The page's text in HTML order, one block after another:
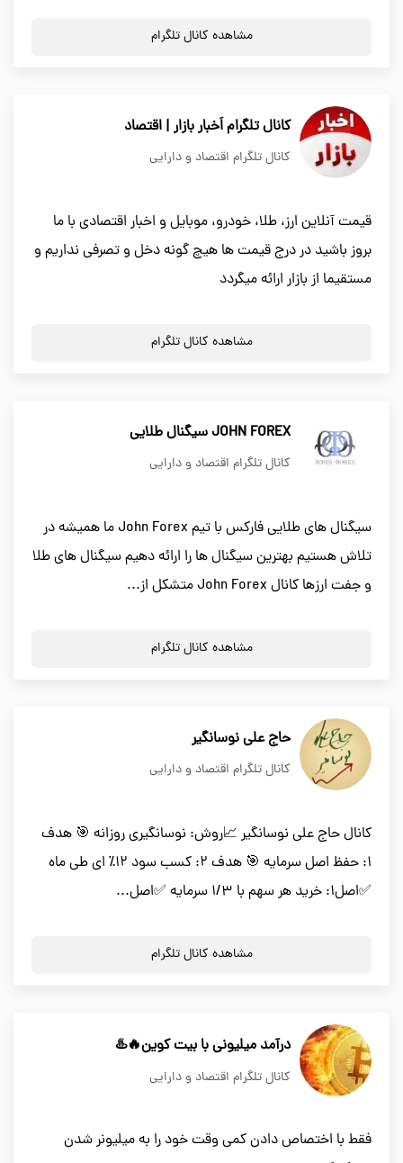
مشاهده کانال تلگرام
کانال تلگرام اَخبار بازار | اقتصاد
کانال تلگرام اقتصاد و دارایی
قیمت آنلاین ارز، طلا، خودرو، موبایل و اخبار اقتصادی با ما
بروز باشید در درج قیمت ها هیچ گونه دخل و تصرفی نداریم و
مستقیما از بازار ارائه میگردد
مشاهده کانال تلگرام
JOHN FOREX سیگنال طلایی
کانال تلگرام اقتصاد و دارایی
سیگنال های طلایی فارکس با تیم John Forex ما همیشه در
تلاش هستیم بهترین سیگنال ها را ارائه دهیم سیگنال های طلا
و جفت ارزها کانال John Forex متشکل از...
مشاهده کانال تلگرام
حاج علی نوسانگیر
کانال تلگرام اقتصاد و دارایی
کانال حاج علی نوسانگیر 📈روش: نوسانگیری روزانه 🎯 هدف
۱: حفظ اصل سرمایه 🎯 هدف ۲: کسب سود ۱۲٪ ای طی ماه
✅اصل۱: خرید هر سهم با ۱/۳ سرمایه ✅اصل...
مشاهده کانال تلگرام
درآمد میلیونی با بیت کوین🔥♨️
کانال تلگرام اقتصاد و دارایی
فقط با اختصاص دادن کمی وقت خود را به میلیونر شدن